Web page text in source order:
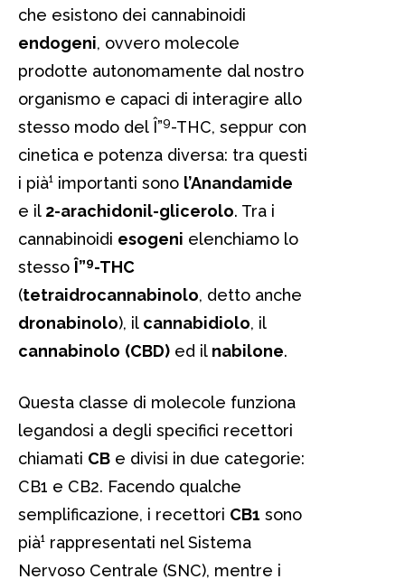
che esistono dei cannabinoidi
endogeni, ovvero molecole
prodotte autonomamente dal nostro
organismo e capaci di interagire allo
stesso modo del Î”9-THC, seppur con
cinetica e potenza diversa: tra questi
i pià¹ importanti sono l’Anandamide
e il 2-arachidonil-glicerolo. Tra i
cannabinoidi esogeni elenchiamo lo
stesso Î”9-THC
(tetraidrocannabinolo, detto anche
dronabinolo), il cannabidiolo, il
cannabinolo (CBD) ed il nabilone.
Questa classe di molecole funziona
legandosi a degli specifici recettori
chiamati CB e divisi in due categorie:
CB1 e CB2. Facendo qualche
semplificazione, i recettori CB1 sono
pià¹ rappresentati nel Sistema
Nervoso Centrale (SNC), mentre i